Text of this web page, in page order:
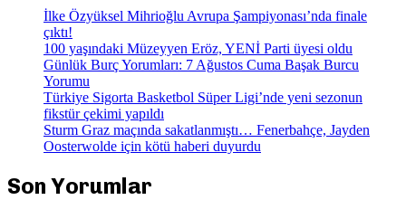
İlke Özyüksel Mihrioğlu Avrupa Şampiyonası’nda finale
çıktı!
100 yaşındaki Müzeyyen Eröz, YENİ Parti üyesi oldu
Günlük Burç Yorumları: 7 Ağustos Cuma Başak Burcu
Yorumu
Türkiye Sigorta Basketbol Süper Ligi’nde yeni sezonun
fikstür çekimi yapıldı
Sturm Graz maçında sakatlanmıştı… Fenerbahçe, Jayden
Oosterwolde için kötü haberi duyurdu
Son Yorumlar